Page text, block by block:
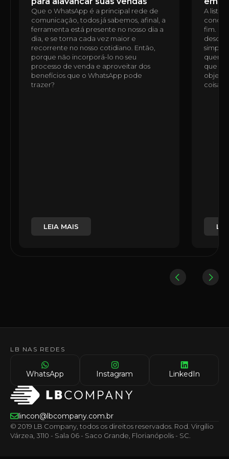
Que o WhatsApp é a principal rede de
comunicação, todos já sabemos, afinal, a
ferramenta está presente no nosso dia a
dia, e se torna cada vez maior e
recorrente no nosso cotidiano. Então,
porque não incorporá-lo no seu
processo de venda e aproveitar dos
benefícios que o WhatsApp pode
trazer?
LEIA MAIS
A lista
fim. É
desde
quem
que
coisas,
lincon@lbcompany.com.br
© 2019 LB Company, todos os direitos reservados. Rod. Virgílio
Várzea, 3110 - Sala 06 - Saco Grande, Florianópolis - SC.
LB NAS REDES
WhatsApp Instagram LinkedIn